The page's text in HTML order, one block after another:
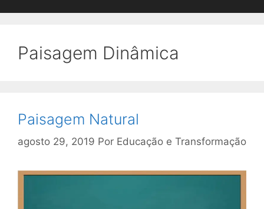
Paisagem Dinâmica
Paisagem Natural
agosto 29, 2019 Por Educação e Transformação